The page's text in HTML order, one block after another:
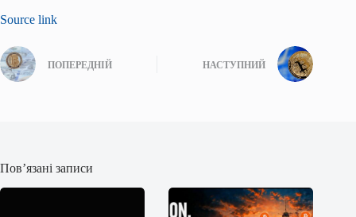
Source link
ПОПЕРЕДНІЙ НАСТУПНИЙ
Пов’язані записи